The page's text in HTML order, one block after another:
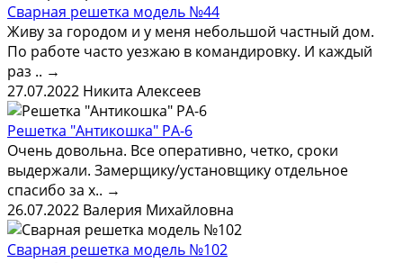
Сварная решетка модель №44
Живу за городом и у меня небольшой частный дом.
По работе часто уезжаю в командировку. И каждый
раз .. →
27.07.2022 Никита Алексеев
Решетка "Антикошка" РА-6
Очень довольна. Все оперативно, четко, сроки
выдержали. Замерщику/установщику отдельное
спасибо за х.. →
26.07.2022 Валерия Михайловна
Сварная решетка модель №102